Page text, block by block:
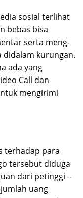
sosial terlihat
bebas bisa
serta meng-
didalam kurungan.
ada yang
Call dan
mengirimi
terhadap para
tersebut diduga
dari petinggi –
uang